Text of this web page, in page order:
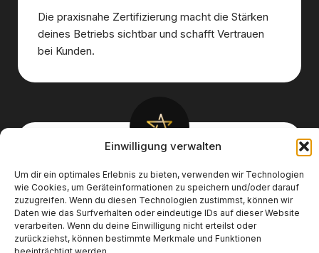
Einwilligung verwalten
Um dir ein optimales Erlebnis zu bieten, verwenden wir Technologien
wie Cookies, um Geräteinformationen zu speichern und/oder darauf
zuzugreifen. Wenn du diesen Technologien zustimmst, können wir
Daten wie das Surfverhalten oder eindeutige IDs auf dieser Website
verarbeiten. Wenn du deine Einwilligung nicht erteilst oder
zurückziehst, können bestimmte Merkmale und Funktionen
Die praxisnahe Zertifizierung macht die Stärken
deines Betriebs sichtbar und schafft Vertrauen
bei Kunden.
die Dich weiterbringen
Nutze exklusive Angebote und Werkzeuge, die
Deinen Betrieb im Alltag konkret unterstützen –
von Marketing bis Betriebsführung.